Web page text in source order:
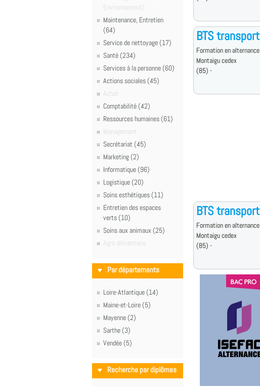
Environnement)
Maintenance, Entretien
(64)
Service de nettoyage (17)
Santé (234)
Services à la personne (60)
Actions sociales (45)
Achat
Comptabilité (42)
Ressources humaines (61)
Management
Secrétariat (45)
Marketing (2)
Informatique (96)
Logistique (20)
Soins esthétiques (11)
Entretien des espaces
verts (10)
Soins aux animaux (25)
Agro alimentaire
Par départements
Loire-Atlantique (14)
Maine-et-Loire (5)
Mayenne (2)
Sarthe (3)
Vendée (5)
Recherche par diplômes
BTS transport
Formation en alternance
Montaigu cedex
(85) -
BTS transport
Formation en alternance
Montaigu cedex
(85) -